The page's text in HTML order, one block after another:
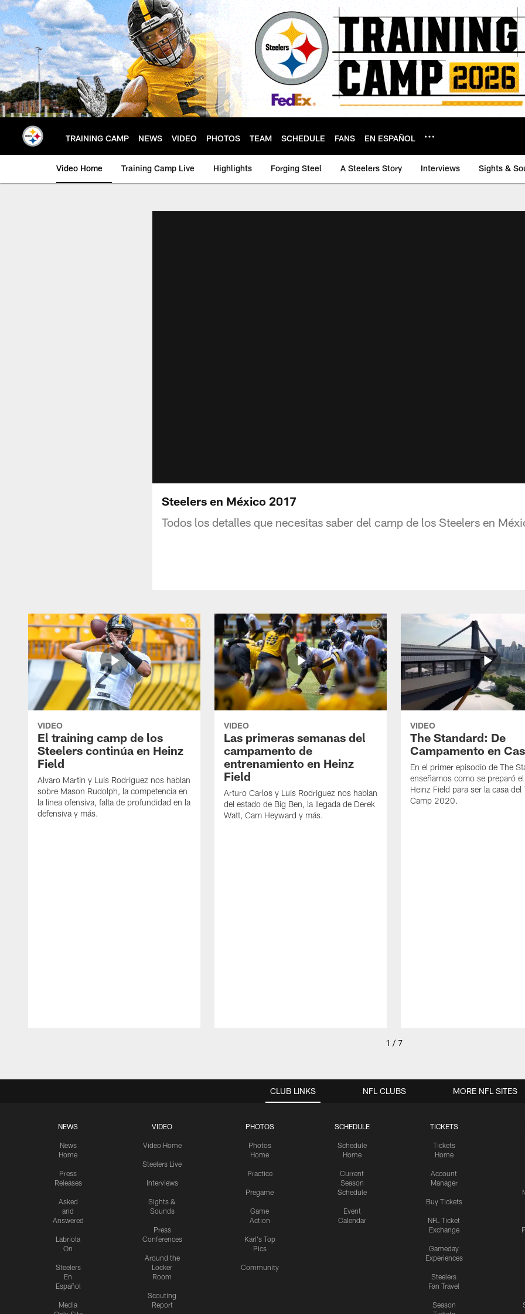
Skip
to
main
content
TRAINING CAMP NEWS VIDEO PHOTOS TEAM SCHEDULE FANS EN ESPAÑOL
Video Home Training Camp Live Highlights Forging Steel A Steelers Story Interviews Sights &
Steelers en México 2017
Todos los detalles que necesitas saber del camp de los Steelers en
VIDEO
El training camp de los
Steelers continúa en Heinz
Field
Alvaro Martin y Luis Rodriguez nos hablan
sobre Mason Rudolph, la competencia en
la linea ofensiva, falta de profundidad en la
defensiva y más.
VIDEO
Las primeras semanas del
campamento de
entrenamiento en Heinz
Field
Arturo Carlos y Luis Rodriguez nos hablan
del estado de Big Ben, la llegada de Derek
Watt, Cam Heyward y más.
VIDEO
The Standard: De
Campamento en
En el primer episodio de The
enseñamos como se preparó
Heinz Field para ser la casa del
Camp 2020.
1 / 7
CLUB LINKS
NEWS
News
Home
Press
Releases
Asked
and
Answered
Labriola
On
Steelers
En
Español
Media
VIDEO
Video Home
Steelers Live
Interviews
Sights &
Sounds
Press
Conferences
Around the
Locker
Room
Scouting
Report
PHOTOS
Photos
Home
Practice
Pregame
Game
Action
Karl's Top
Pics
Community
SCHEDULE
Schedule
Home
Current
Season
Schedule
Event
Calendar
TICKETS
Tickets
Home
Account
Manager
Buy Tickets
NFL Ticket
Exchange
Gameday
Experiences
Steelers
Fan Travel
Season
NFL CLUBS MORE NFL SITES